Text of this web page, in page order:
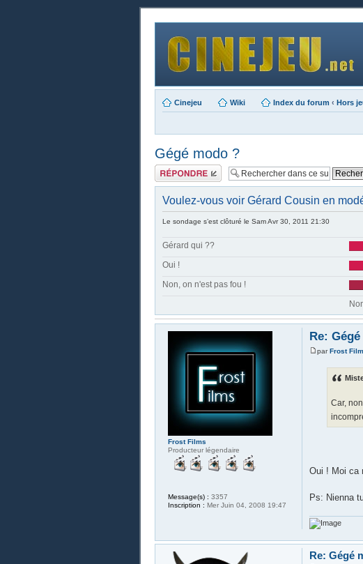
Cinejeu Wiki Index du forum ‹ Hors
Gégé modo ?
Publier une
réponse
Voulez-vous voir Gérard Cousin en
Le sondage s’est clôturé le Sam Avr 30, 2011 21:30
Gérard qui ??
Oui !
Non, on n'est pas fou !
Re:
parFrost
Car,
Oui ! Moi ca
Ps: Nienna
Frost Films
Producteur légendaire
Message(s) : 3357
Inscription : Mer Juin 04, 2008 19:47
Re: Gégé